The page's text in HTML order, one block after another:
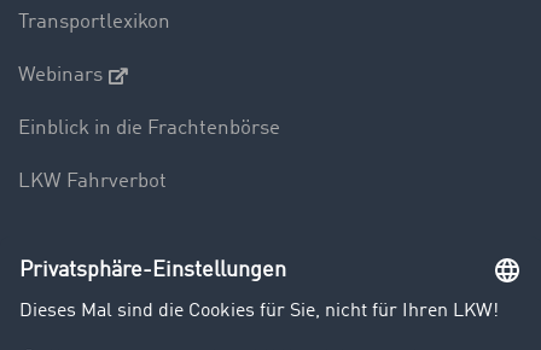
Transportlexikon
Webinars
Einblick in die Frachtenbörse
LKW Fahrverbot
Unternehmen
Kunden werben Kunden